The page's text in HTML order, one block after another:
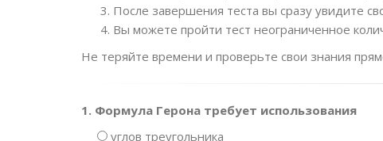
После завершения теста вы сразу увидите
Вы можете пройти тест неограниченное
Не теряйте времени и проверьте свои знания
1. Формула Герона требует использования
углов треугольника